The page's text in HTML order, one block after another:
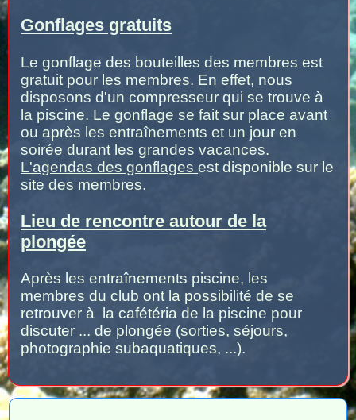
Gonflages gratuits
Le gonflage des bouteilles des membres est
gratuit pour les membres. En effet, nous
disposons d'un compresseur qui se trouve à
la piscine. Le gonflage se fait sur place avant
ou après les entraînements et un jour en
soirée durant les grandes vacances.
L'agendas des gonflages est disponible sur le
site des membres.
Lieu de rencontre autour de la
plongée
Après les entraînements piscine, les
membres du club ont la possibilité de se
retrouver à la cafétéria de la piscine pour
discuter ... de plongée (sorties, séjours,
photographie subaquatiques, ...).